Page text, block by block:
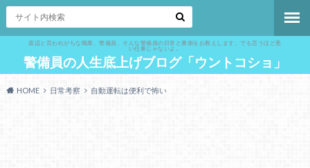
底辺と言われがちな職業、警備員。そんな警備員の日常と裏側をお教えします。でも言うほど悪
い仕事じゃないよ。
警備員の人生底上げブログ「ウントコショ」
HOME 日常考察 自動運転は便利で怖い